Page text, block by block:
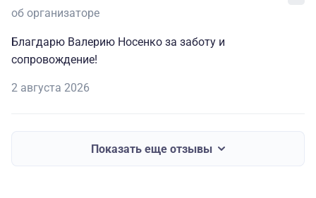
об организаторе
Благдарю Валерию Носенко за заботу и
сопровождение!
2 августа 2026
Показать еще отзывы